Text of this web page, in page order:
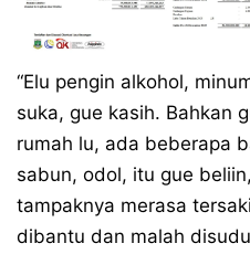
“Elu pengin alkohol,
suka, gue kasih. Bahkan
rumah lu, ada beberapa
sabun, odol, itu gue
tampaknya merasa
dibantu dan malah